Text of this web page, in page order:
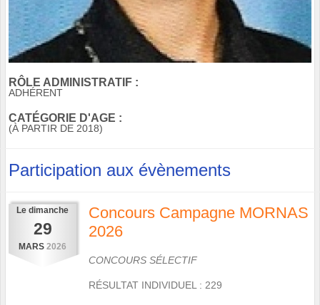
RÔLE ADMINISTRATIF :
ADHÉRENT
CATÉGORIE D'AGE :
(À PARTIR DE 2018)
Participation aux évènements
Le dimanche
29
MARS 2026
Concours Campagne MORNAS
2026
CONCOURS SÉLECTIF
RÉSULTAT INDIVIDUEL : 229